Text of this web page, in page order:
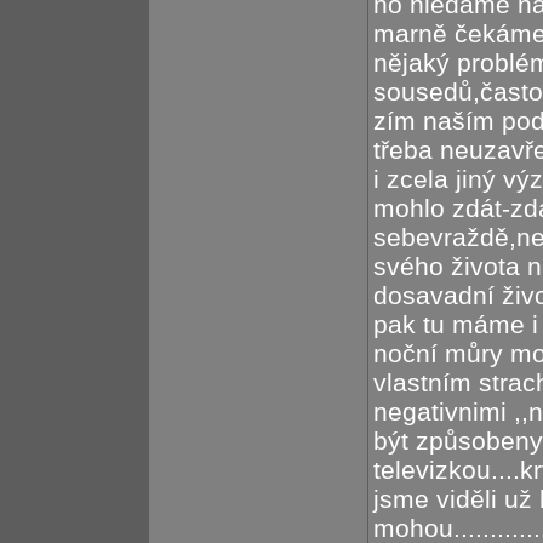
marně
nějaký
zím naším
třeba
i zcela jiný
mohlo zdát-
svého života
dosavadní
pak tu máme
noční můry
vlastním
negativnimi
být způsobeny
jsme viděli už